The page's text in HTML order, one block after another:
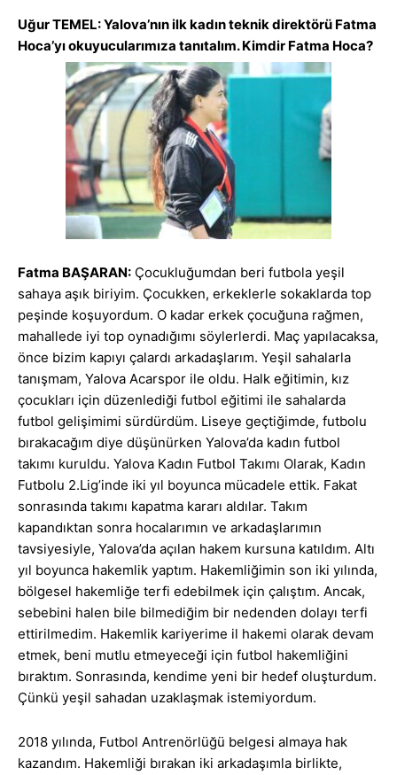
Uğur TEMEL: Yalova’nın ilk kadın teknik direktörü Fatma
Hoca’yı okuyucularımıza tanıtalım. Kimdir Fatma Hoca?
Fatma BAŞARAN: Çocukluğumdan beri futbola yeşil
sahaya aşık biriyim. Çocukken, erkeklerle sokaklarda top
peşinde koşuyordum. O kadar erkek çocuğuna rağmen,
mahallede iyi top oynadığımı söylerlerdi. Maç yapılacaksa,
önce bizim kapıyı çalardı arkadaşlarım. Yeşil sahalarla
tanışmam, Yalova Acarspor ile oldu. Halk eğitimin, kız
çocukları için düzenlediği futbol eğitimi ile sahalarda
futbol gelişimimi sürdürdüm. Liseye geçtiğimde, futbolu
bırakacağım diye düşünürken Yalova’da kadın futbol
takımı kuruldu. Yalova Kadın Futbol Takımı Olarak, Kadın
Futbolu 2.Lig’inde iki yıl boyunca mücadele ettik. Fakat
sonrasında takımı kapatma kararı aldılar. Takım
kapandıktan sonra hocalarımın ve arkadaşlarımın
tavsiyesiyle, Yalova’da açılan hakem kursuna katıldım. Altı
yıl boyunca hakemlik yaptım. Hakemliğimin son iki yılında,
bölgesel hakemliğe terfi edebilmek için çalıştım. Ancak,
sebebini halen bile bilmediğim bir nedenden dolayı terfi
ettirilmedim. Hakemlik kariyerime il hakemi olarak devam
etmek, beni mutlu etmeyeceği için futbol hakemliğini
bıraktım. Sonrasında, kendime yeni bir hedef oluşturdum.
Çünkü yeşil sahadan uzaklaşmak istemiyordum.
2018 yılında, Futbol Antrenörlüğü belgesi almaya hak
kazandım. Hakemliği bırakan iki arkadaşımla birlikte,